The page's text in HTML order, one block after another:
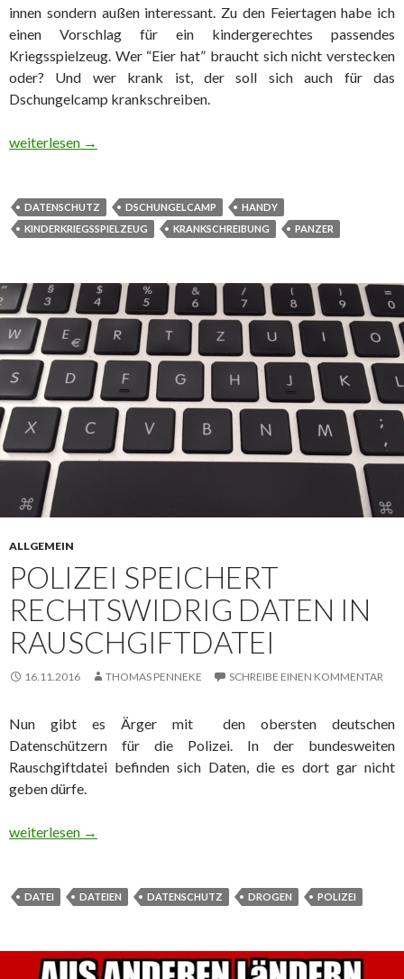
innen sondern außen interessant. Zu den Feiertagen habe ich
einen Vorschlag für ein kindergerechtes passendes
Kriegsspielzeug. Wer “Eier hat” braucht sich nicht verstecken
oder? Und wer krank ist, der soll sich auch für das
Dschungelcamp krankschreiben.
Panzer, Dschungelcamp, Handy und “Eier in der Hose”
weiterlesen →
DATENSCHUTZ DSCHUNGELCAMP
HANDY
KINDERKRIEGSSPIELZEUG
KRANKSCHREIBUNG PANZER
ALLGEMEIN
POLIZEI SPEICHERT
RECHTSWIDRIG DATEN IN
RAUSCHGIFTDATEI
16.11.2016 THOMAS PENNEKE SCHREIBE EINEN KOMMENTAR
Nun gibt es Ärger mit den obersten deutschen
Datenschützern für die Polizei. In der bundesweiten
Rauschgiftdatei befinden sich Daten, die es dort gar nicht
geben dürfe.
Polizei speichert rechtswidrig Daten in Rauschgiftdatei
weiterlesen →
DATEI DATEIEN DATENSCHUTZ DROGEN POLIZEI